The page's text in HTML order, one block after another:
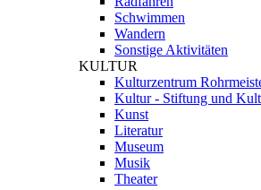
Schwimmen
Wandern
Sonstige Aktivitäten
KULTUR
Kulturzentrum
Kultur - Stiftung und
Kunst
Literatur
Museum
Musik
Theater